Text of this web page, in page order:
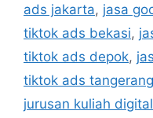
ads jakarta, jasa
tiktok ads bekasi,
tiktok ads depok,
tiktok ads tangerang
jurusan kuliah